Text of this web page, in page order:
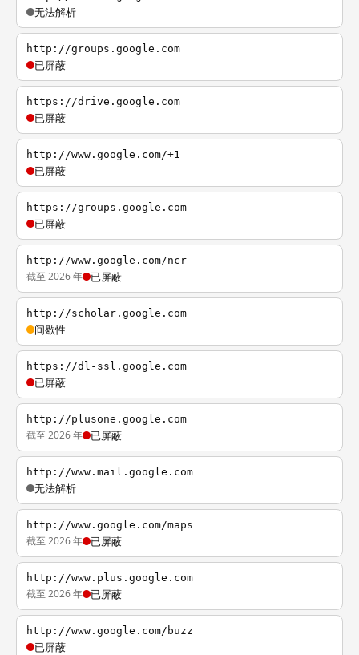
无法解析
http://groups.google.com
已屏蔽
https://drive.google.com
已屏蔽
http://www.google.com/+1
已屏蔽
https://groups.google.com
已屏蔽
http://www.google.com/ncr
截至 2026 年 已屏蔽
http://scholar.google.com
间歇性
https://dl-ssl.google.com
已屏蔽
http://plusone.google.com
截至 2026 年 已屏蔽
http://www.mail.google.com
无法解析
http://www.google.com/maps
截至 2026 年 已屏蔽
http://www.plus.google.com
截至 2026 年 已屏蔽
http://www.google.com/buzz
已屏蔽